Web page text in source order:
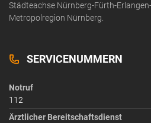
Städteachse Nürnberg-Fürth-
Metropolregion Nürnberg.
SERVICENUMMERN
Notruf
112
Ärztlicher Bereitschaftsdienst